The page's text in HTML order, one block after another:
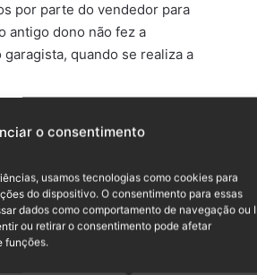
o consentimento
usamos tecnologias como cookies para
do dispositivo. O consentimento para essas
dados como comportamento de navegação ou
ou retirar o consentimento pode afetar
funções.
por parte do vendedor para
antigo dono não fez a
quando se realiza a
em SC
dono do carro
a compradora descobre o
o carro estava com um